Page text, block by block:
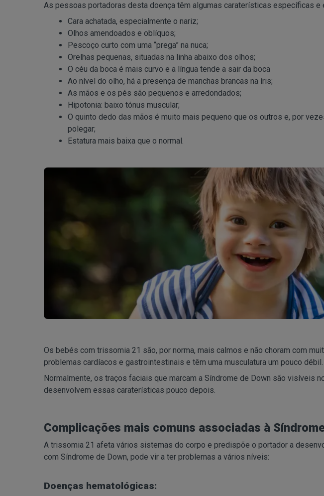
As pessoas portadoras desta doença têm algumas caraterísticas específicas e
Cara achatada, especialmente o nariz;
Olhos amendoados e oblíquos;
Pescoço curto com uma “prega” na nuca;
Orelhas pequenas, situadas na linha abaixo dos olhos;
O céu da boca é mais curvo e a língua tende a sair da boca
Ao nível do olho, há a presença de manchas brancas na íris;
As mãos e os pés são pequenos e arredondados;
Hipotonia: baixo tónus muscular;
O quinto dedo das mãos é muito mais pequeno que os outros e, por
polegar;
Estatura mais baixa que o normal.
Os bebés com trissomia 21 são, por norma, mais calmos e não choram com
problemas cardíacos e gastrointestinais e têm uma musculatura um pouco débil.
Normalmente, os traços faciais que marcam a Síndrome de Down são visíveis
desenvolvem essas caraterísticas pouco depois.
Complicações mais comuns associadas à
A trissomia 21 afeta vários sistemas do corpo e predispõe o portador a
com Síndrome de Down, pode vir a ter problemas a vários níveis:
Doenças hematológicas: